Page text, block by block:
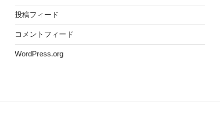
投稿フィード
コメントフィード
WordPress.org